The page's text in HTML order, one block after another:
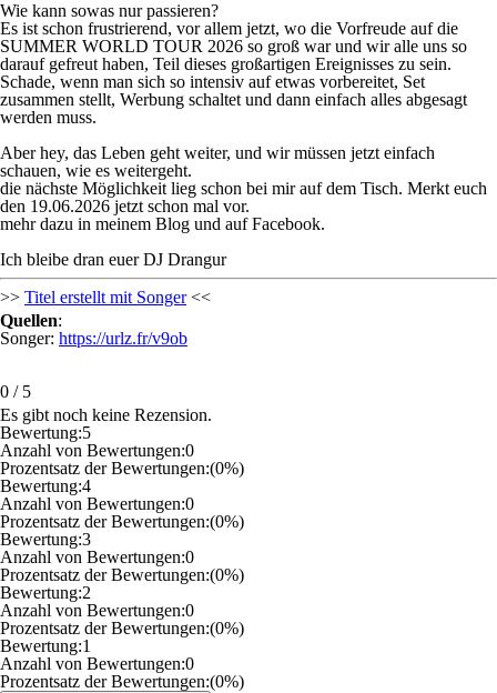
Wie kann sowas nur passieren?
Es ist schon frustrierend, vor allem jetzt, wo die Vorfreude auf die
SUMMER WORLD TOUR 2026 so groß war und wir alle uns so
darauf gefreut haben, Teil dieses großartigen Ereignisses zu sein.
Schade, wenn man sich so intensiv auf etwas vorbereitet, Set
zusammen stellt, Werbung schaltet und dann einfach alles abgesagt
werden muss.
Aber hey, das Leben geht weiter, und wir müssen jetzt einfach
schauen, wie es weitergeht.
die nächste Möglichkeit lieg schon bei mir auf dem Tisch. Merkt euch
den 19.06.2026 jetzt schon mal vor.
mehr dazu in meinem Blog und auf Facebook.
Ich bleibe dran euer DJ Drangur
>> Titel erstellt mit Songer<<
Quellen:
Songer: https://urlz.fr/v9ob
0 / 5
Es gibt noch keine Rezension.
Bewertung:5
Anzahl von Bewertungen:0
Prozentsatz der Bewertungen:(0%)
Bewertung:4
Anzahl von Bewertungen:0
Prozentsatz der Bewertungen:(0%)
Bewertung:3
Anzahl von Bewertungen:0
Prozentsatz der Bewertungen:(0%)
Bewertung:2
Anzahl von Bewertungen:0
Prozentsatz der Bewertungen:(0%)
Bewertung:1
Anzahl von Bewertungen:0
Prozentsatz der Bewertungen:(0%)